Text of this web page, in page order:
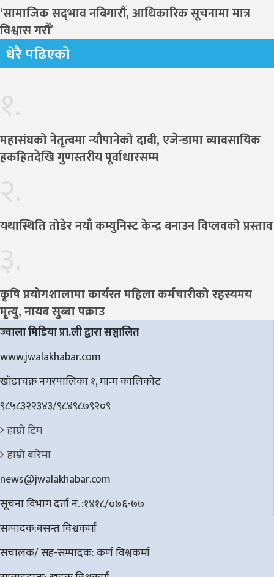
‘सामाजिक सद्‌भाव नबिगारौँ, आधिकारिक सूचनामा मात्र
विश्वास गरौँ’
धेरै पढिएको
महासंघको नेतृत्वमा न्यौपानेको दावी, एजेन्डामा व्यावसायिक
हकहितदेखि गुणस्तरीय पूर्वाधारसम्म
यथास्थिति तोडेर नयाँ कम्युनिस्ट केन्द्र बनाउन विप्लवको प्रस्ताव
कृषि प्रयोगशालामा कार्यरत महिला कर्मचारीको रहस्यमय
मृत्यु, नायब सुब्बा पक्राउ
ज्वाला मिडिया प्रा.ली द्वारा सञ्चालित
www.jwalakhabar.com
खाँडाचक्र नगरपालिका १, मान्म कालिकाेट
९८५८३२२३४३/९८४९८७९२०९
हाम्रो टिम
हाम्रो बारेमा
news@jwalakhabar.com
सूचना विभाग दर्ता नं. :१४१८/०७६-७७
सम्पादक:बसन्त विश्वकर्मा
संचालक/ सह-सम्पादक: कर्ण विश्वकर्मा